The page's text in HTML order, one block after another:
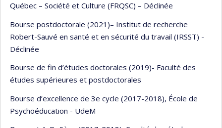
Québec – Société et Culture (FRQSC) – Déclinée
Bourse postdoctorale (2021)– Institut de recherche
Robert-Sauvé en santé et en sécurité du travail (IRSST) -
Déclinée
Bourse de fin d’études doctorales (2019)- Faculté des
études supérieures et postdoctorales
Bourse d’excellence de 3e cycle (2017-2018), École de
Psychoéducation - UdeM